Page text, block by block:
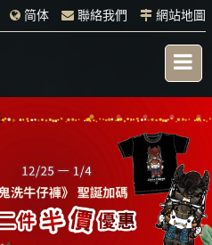
简体 聯絡我們 網站地圖